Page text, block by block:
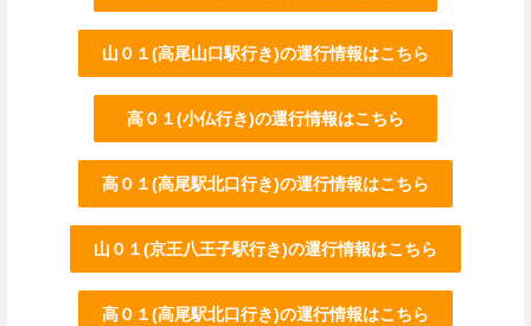
山０１(高尾山口駅行き)の運行情報はこちら
高０１(小仏行き)の運行情報はこちら
高０１(高尾駅北口行き)の運行情報はこちら
山０１(京王八王子駅行き)の運行情報はこちら
高０１(高尾駅北口行き)の運行情報はこちら